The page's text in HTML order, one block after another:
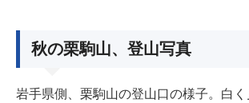
秋の栗駒山、登山写真
岩手県側、栗駒山の登山口の様子。白